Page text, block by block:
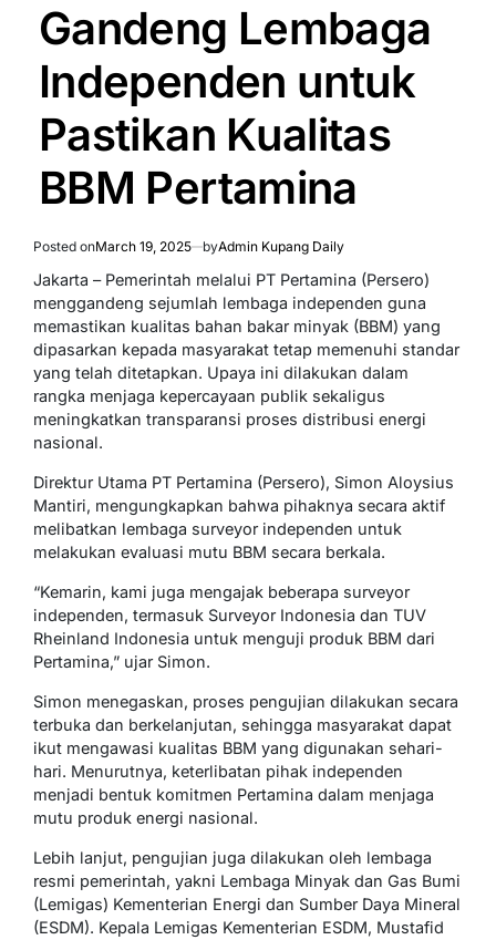
Gandeng Lembaga
Independen untuk
Pastikan Kualitas
BBM Pertamina
Posted onMarch 19, 2025 byAdmin Kupang Daily
Jakarta – Pemerintah melalui PT Pertamina (Persero)
menggandeng sejumlah lembaga independen guna
memastikan kualitas bahan bakar minyak (BBM) yang
dipasarkan kepada masyarakat tetap memenuhi standar
yang telah ditetapkan. Upaya ini dilakukan dalam
rangka menjaga kepercayaan publik sekaligus
meningkatkan transparansi proses distribusi energi
nasional.
Direktur Utama PT Pertamina (Persero), Simon Aloysius
Mantiri, mengungkapkan bahwa pihaknya secara aktif
melibatkan lembaga surveyor independen untuk
melakukan evaluasi mutu BBM secara berkala.
“Kemarin, kami juga mengajak beberapa surveyor
independen, termasuk Surveyor Indonesia dan TUV
Rheinland Indonesia untuk menguji produk BBM dari
Pertamina,” ujar Simon.
Simon menegaskan, proses pengujian dilakukan secara
terbuka dan berkelanjutan, sehingga masyarakat dapat
ikut mengawasi kualitas BBM yang digunakan sehari-
hari. Menurutnya, keterlibatan pihak independen
menjadi bentuk komitmen Pertamina dalam menjaga
mutu produk energi nasional.
Lebih lanjut, pengujian juga dilakukan oleh lembaga
resmi pemerintah, yakni Lembaga Minyak dan Gas Bumi
(Lemigas) Kementerian Energi dan Sumber Daya Mineral
(ESDM). Kepala Lemigas Kementerian ESDM, Mustafid